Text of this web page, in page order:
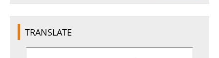
TRANSLATE